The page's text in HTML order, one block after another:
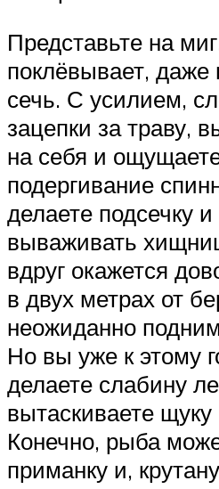
Представьте на
поклёвывает, даже
сечь. С усилием,
зацепки за траву,
на себя и
подергивание
делаете подсечку
вываживать
вдруг окажется
в двух метрах от
неожиданно
Но вы уже к этому
делаете слабину
вытаскиваете щуку
Конечно, рыба
приманку и,